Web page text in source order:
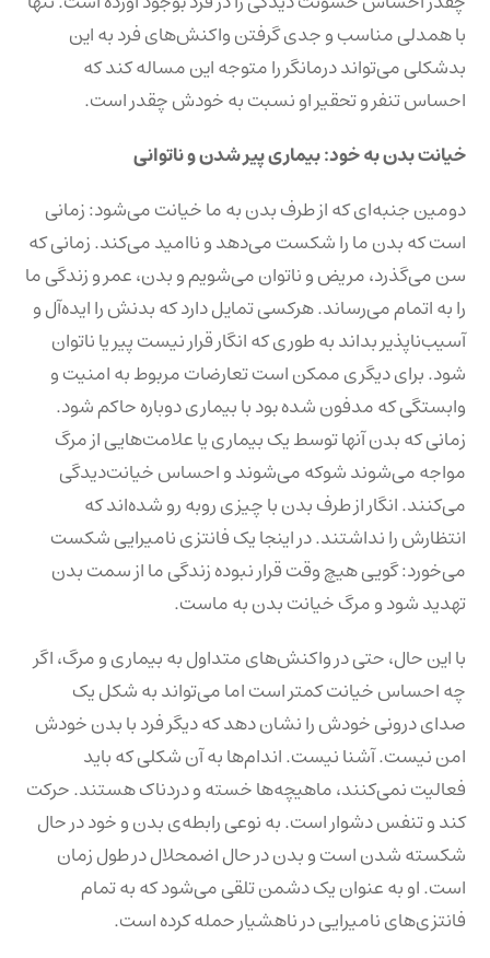
با همدلی مناسب و جدی گرفتن واکنش‌های فرد به این
بدشکلی می‌تواند درمانگر را متوجه این مساله کند که
احساس تنفر و تحقیر او نسبت به خودش چقدر است.
خیانت بدن به خود: بیماری پیر شدن و ناتوانی
دومین جنبه‌ای که از طرف بدن به ما خیانت می‌شود: زمانی
است که بدن ما را شکست می‌دهد و ناامید می‌کند. زمانی که
سن می‌گذرد، مریض و ناتوان می‌شویم و بدن، عمر و زندگی ما
را به اتمام می‌رساند. هرکسی تمایل دارد که بدنش را ایده‌آل و
آسیب‌ناپذیر بداند به طوری که انگار قرار نیست پیر یا ناتوان
شود. برای دیگری ممکن است تعارضات مربوط به امنیت و
وابستگی که مدفون شده بود با بیماری دوباره حاکم شود.
زمانی که بدن آنها توسط یک بیماری یا علامت‌هایی از مرگ
مواجه می‌شوند شوکه می‌شوند و احساس خیانت‌دیدگی
می‌کنند. انگار از طرف بدن با چیزی روبه رو شده‌اند که
انتظارش را نداشتند. در اینجا یک فانتزی نامیرایی شکست
می‌خورد: گویی هیچ وقت قرار نبوده زندگی ما از سمت بدن
تهدید شود و مرگ خیانت بدن به ماست.
با این حال، حتی در واکنش‌های متداول به بیماری و مرگ، اگر
چه احساس خیانت کمتر است اما می‌تواند به شکل یک
صدای درونی خودش را نشان دهد که دیگر فرد با بدن خودش
امن نیست. آشنا نیست. اندام‌ها به آن شکلی که باید
فعالیت نمی‌کنند، ماهیچه‌ها خسته و دردناک هستند. حرکت
کند و تنفس دشوار است. به نوعی رابطه‌ی بدن و خود در حال
شکسته شدن است و بدن در حال اضمحلال در طول زمان
است. او به عنوان یک دشمن تلقی می‌شود که به تمام
فانتزی‌های نامیرایی در ناهشیار حمله کرده است.